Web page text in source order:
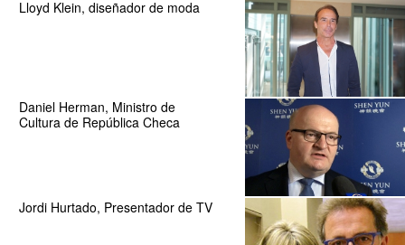
Lloyd Klein, diseñador de moda
Daniel Herman, Ministro de
Cultura de República Checa
Jordi Hurtado, Presentador de TV